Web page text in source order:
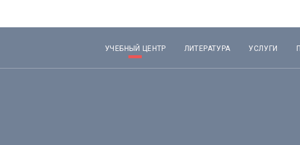
УЧЕБНЫЙ ЦЕНТР
Лекторы
ЛИТЕРАТУРА УСЛУГИ